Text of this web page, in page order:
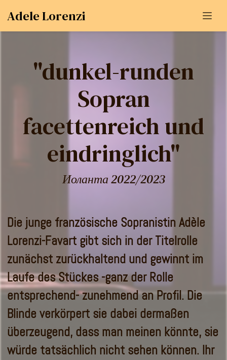
Adele Lorenzi
"dunkel-runden
Sopran
facettenreich und
eindringlich"
Иоланта 2022/2023
Die junge französische Sopranistin Adèle
Lorenzi-Favart gibt sich in der Titelrolle
zunächst zurückhaltend und gewinnt im
Laufe des Stückes -ganz der Rolle
entsprechend- zunehmend an Profil. Die
Blinde verkörpert sie dabei dermaßen
überzeugend, dass man meinen könnte, sie
würde tatsächlich nicht sehen können. Ihr